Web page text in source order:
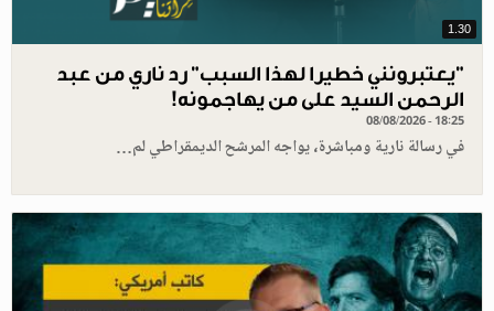
1.30
"يعتبرونني خطيرا لهذا السبب" رد ناري من عبد
الرحمن السيد على من يهاجمونه!
08/08/2026 - 18:25
في رسالة نارية ومباشرة، يواجه المرشح الديمقراطي لم…